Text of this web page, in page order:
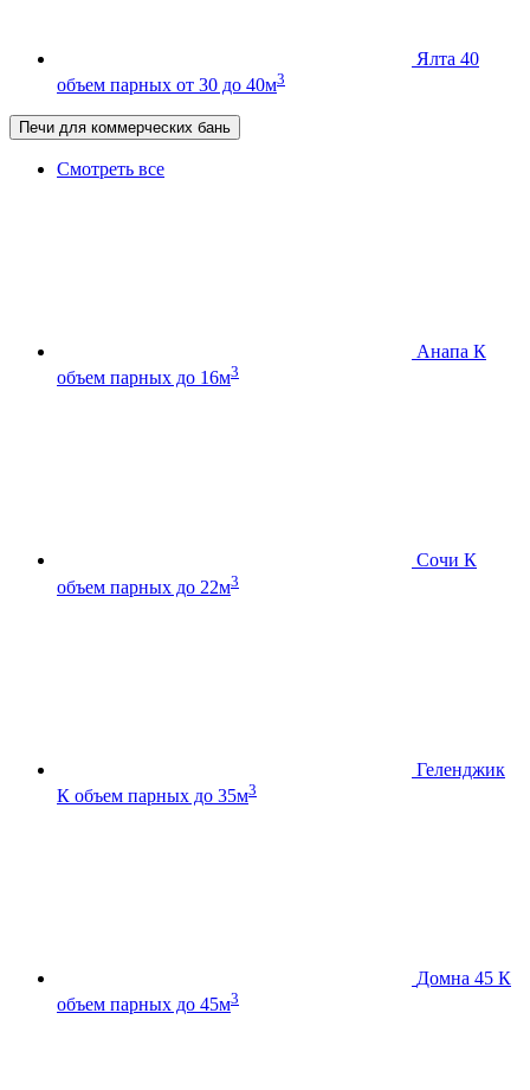
Ялта 40
объем парных от 30 до 40м3
Печи для коммерческих бань
Смотреть все
Анапа К
объем парных до 16м3
Сочи К
объем парных до 22м3
Геленджик
К объем парных до 35м3
Домна 45 К
объем парных до 45м3